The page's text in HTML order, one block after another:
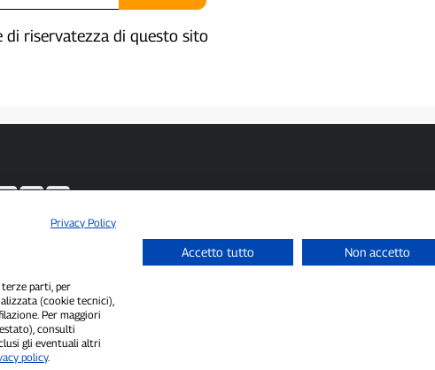
di riservatezza di questo sito
Giornalistica indipendente
del 1/2/2021 - Tribunale di Pavia
- P.IVA 02798890188
Secchi- Vicedirettore:
-Cookie Policy
lo trovi su P300.it"
Privacy Policy
parti, per
(cookie tecnici),
Per maggiori
consulti
gli eventuali altri
policy.
Accetto tutto Non accetto